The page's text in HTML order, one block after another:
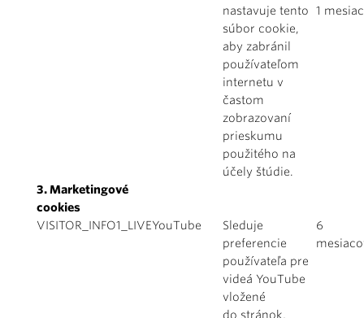
nastavuje tento
súbor cookie,
aby zabránil
používateľom
internetu v
častom
zobrazovaní
prieskumu
použitého na
účely štúdie.
1 mesiac
3. Marketingové
cookies
VISITOR_INFO1_LIVEYouTube
Sleduje
preferencie
používateľa pre
videá YouTube
vložené
do stránok,
6